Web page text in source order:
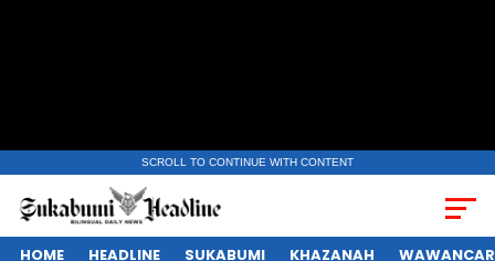
SCROLL TO CONTINUE WITH CONTENT
HOME HEADLINE SUKABUMI KHAZANAH